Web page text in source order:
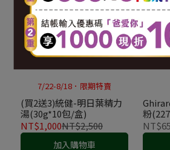
7/22-8/18．限期特賣
(買2送3)統健-明日葉精力
湯(30g*10包/盒)
NT$1,000NT$2,500
加入購物車
粉